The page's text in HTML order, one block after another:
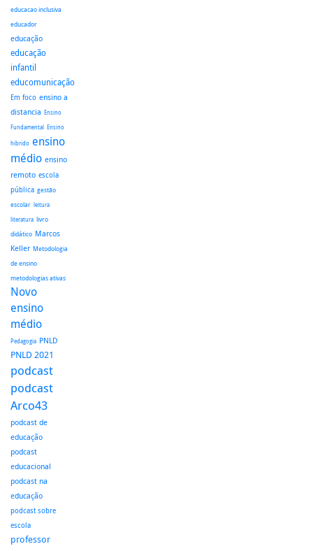
educacao inclusiva
educador
educação
educação
infantil
educomunicação
Em foco ensino a
distancia Ensino
Fundamental Ensino
hibrido ensino
médio ensino
remoto escola
pública gestão
escolar leitura
literatura livro
didático Marcos
Keller Metodologia
de ensino
metodologias ativas
Novo
ensino
médio
Pedagogia PNLD
PNLD 2021
podcast
podcast
Arco43
podcast de
educação
podcast
educacional
podcast na
educação
podcast sobre
escola
professor